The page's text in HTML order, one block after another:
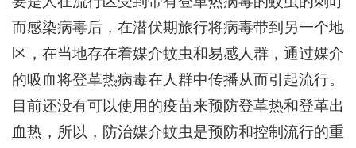
而感染病毒后，在潜伏期旅行将病毒带到另一个地
区，在当地存在着媒介蚊虫和易感人群，通过媒介
的吸血将登革热病毒在人群中传播从而引起流行。
目前还没有可以使用的疫苗来预防登革热和登革出
血热，所以，防治媒介蚊虫是预防和控制流行的重